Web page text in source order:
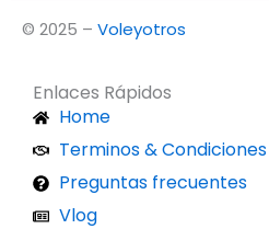
© 2025 – Voleyotros
Enlaces Rápidos
Home
Terminos & Condiciones
Preguntas frecuentes
Vlog